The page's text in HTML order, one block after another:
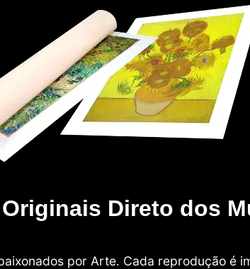
Direto dos
por Arte. Cada reprodução é